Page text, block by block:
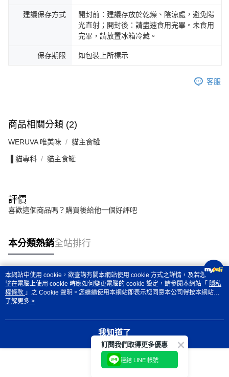
建議保存方式
開封前：建議存放於乾燥、陰涼處，避免陽
光直射；開封後：請盡速食用完畢。未食用
完畢，請放置冰箱冷藏。
保存期限 如包裝上所標示
客服
商品相關分類 (2)
WERUVA 唯美味 貓主食罐
▐ 貓專科 貓主食罐
評價
喜歡這個商品嗎？購買後給他一個好評吧
本分類熱銷全站排行
熱門標籤
本網站中使用 cookie，欲查詢有關本網站使用 cookie 方式之詳情，及若您不希
望在電腦上使用 cookie 時應如何變更電腦的 cookie 設定，請參閱本網站「 隱私
權條款 」之 Cookie 聲明。您繼續使用本網站即表示您同意本公司得按本網站使
用條款之 Cookie 聲明使用 cookie。
了解更多 >
我知道了
訂閱我們取得更多優惠
連結 LINE 帳號